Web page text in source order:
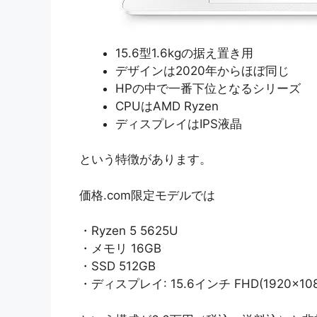
15.6型1.6kgの据え置き用
デザインは2020年からほぼ同じ
HPの中で一番下位となるシリーズ
CPUはAMD Ryzen
ディスプレイはIPS液晶
という特徴があります。
価格.com限定モデルでは
・Ryzen 5 5625U
・メモリ 16GB
・SSD 512GB
・ディスプレイ: 15.6インチ